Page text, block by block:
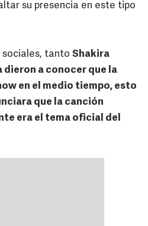
su presencia en este tipo
sociales, tanto Shakira
dieron a conocer que la
en el medio tiempo, esto
que la canción
era el tema oficial del